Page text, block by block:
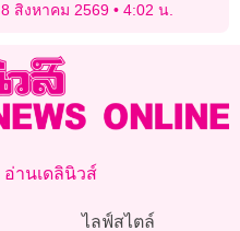
8 สิงหาคม 2569 4:02 น.
านเดลินิวส์
ไลฟ์สไตล์